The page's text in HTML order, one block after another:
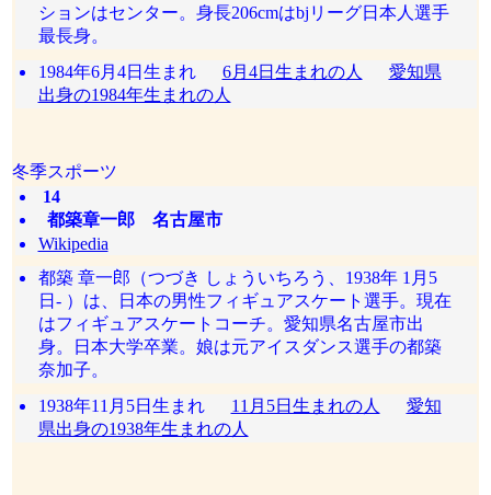
ションはセンター。身長206cmはbjリーグ日本人選手
最長身。
1984年6月4日生まれ 6月4日生まれの人
愛知県
出身の1984年生まれの人
冬季スポーツ
14
都築章一郎 名古屋市
Wikipedia
都築 章一郎（つづき しょういちろう、1938年 1月5
日- ）は、日本の男性フィギュアスケート選手。現在
はフィギュアスケートコーチ。愛知県名古屋市出
身。日本大学卒業。娘は元アイスダンス選手の都築
奈加子。
1938年11月5日生まれ 11月5日生まれの人
愛知
県出身の1938年生まれの人